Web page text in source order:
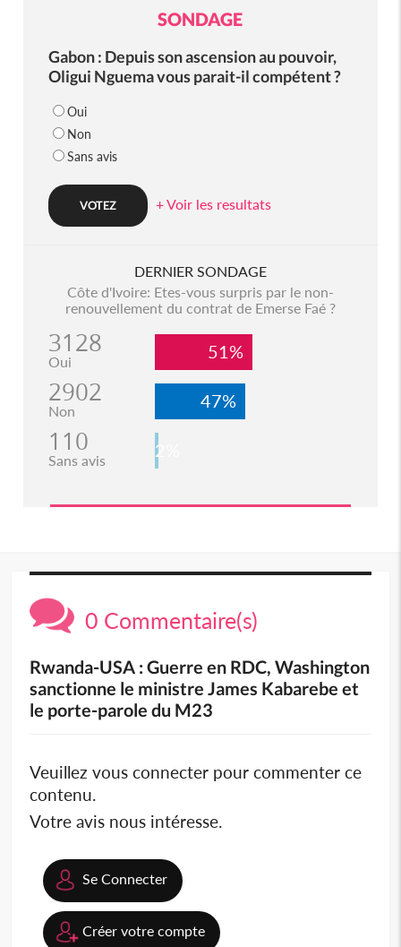
SONDAGE
Gabon : Depuis son ascension au pouvoir,
Oligui Nguema vous parait-il compétent ?
Oui
Non
Sans avis
+ Voir les resultats
DERNIER SONDAGE
Côte d'Ivoire: Etes-vous surpris par le non-
renouvellement du contrat de Emerse Faé ?
3128
Oui 51%
2902
Non 47%
110
Sans avis 2%
0 Commentaire(s)
Rwanda-USA : Guerre en RDC, Washington
sanctionne le ministre James Kabarebe et
le porte-parole du M23
Veuillez vous connecter pour commenter ce
contenu.
Votre avis nous intéresse.
Se Connecter
Créer votre compte